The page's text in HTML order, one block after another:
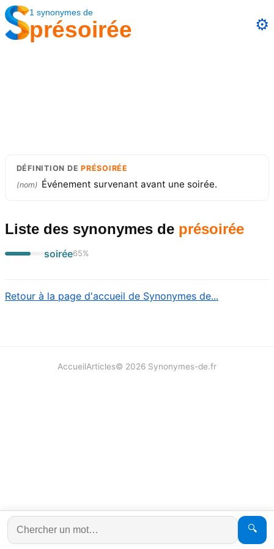
1 synonymes de
présoirée ⚙️
DÉFINITION DEPRÉSOIRÉE
(nom) Événement survenant avant une soirée.
Liste des synonymes de présoirée
soirée65%
Retour à la page d'accueil de Synonymes de...
🔍
AccueilArticles© 2026 Synonymes-de.fr